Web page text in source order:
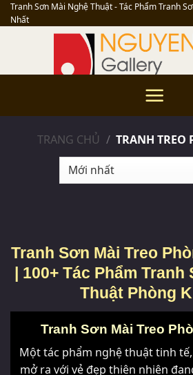
Skip
to
Tranh Sơn Mài Nghệ Thuật - Tác Phẩm Tranh
Nhất
TRANG CHỦ / TRANH TREO
Tranh Sơn Mài Treo
| 100+ Tác Phẩm
Thuật Phòng
Tranh Sơn Mài Treo
Một tác phẩm nghệ thuật tinh
mở ra với vẻ đẹp thiên nhiên